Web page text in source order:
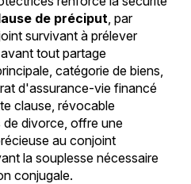
de préciput , par
survivant à prélever
tout partage
catégorie de biens,
d'assurance-vie financé
clause, révocable
divorce, offre une
au conjoint
la souplesse nécessaire
conjugale.